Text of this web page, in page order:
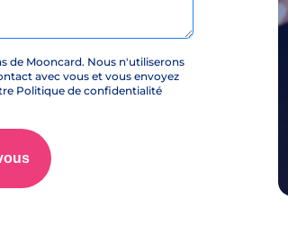
de Mooncard. Nous n'utiliserons
avec vous et vous envoyez
Politique de confidentialité